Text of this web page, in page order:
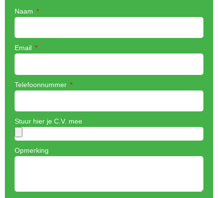
Naam
Email
Telefoonnummer
Stuur hier je C.V. mee
Opmerking